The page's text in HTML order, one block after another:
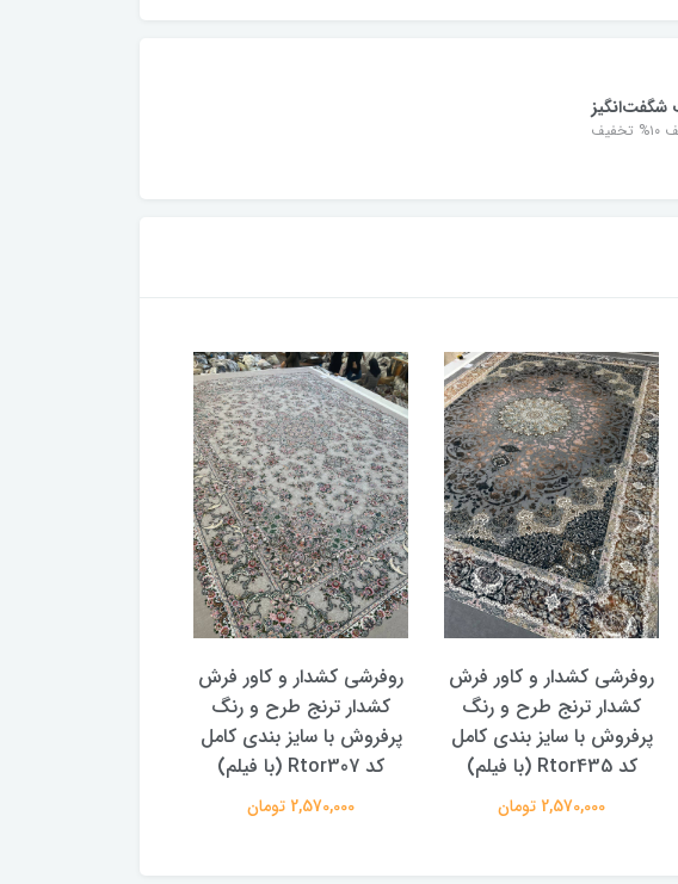
شگفت‌انگیز
روفرشی کشدار و کاور فرش
کشدار ترنج طرح و رنگ
پرفروش با سایز بندی کامل
کد Rtor435 (با فیلم)
2,570,000 تومان
روفرشی کشدار و کاور فرش
کشدار ترنج طرح و رنگ
پرفروش با سایز بندی کامل
کد Rtor307 (با فیلم)
2,570,000 تومان